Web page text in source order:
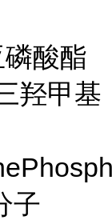
酸酯
羟甲基
子